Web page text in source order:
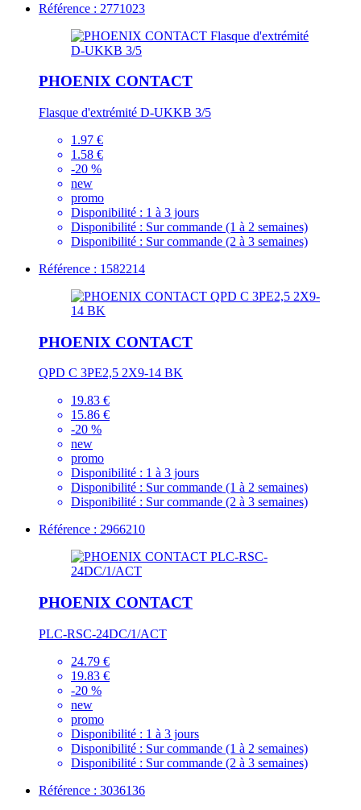
Référence : 2771023
PHOENIX CONTACT
Flasque d'extrémité D-UKKB 3/5
1.97 €
1.58 €
-20 %
new
promo
Disponibilité : 1 à 3 jours
Disponibilité : Sur commande (1 à 2 semaines)
Disponibilité : Sur commande (2 à 3 semaines)
Référence : 1582214
PHOENIX CONTACT
QPD C 3PE2,5 2X9-14 BK
19.83 €
15.86 €
-20 %
new
promo
Disponibilité : 1 à 3 jours
Disponibilité : Sur commande (1 à 2 semaines)
Disponibilité : Sur commande (2 à 3 semaines)
Référence : 2966210
PHOENIX CONTACT
PLC-RSC-24DC/1/ACT
24.79 €
19.83 €
-20 %
new
promo
Disponibilité : 1 à 3 jours
Disponibilité : Sur commande (1 à 2 semaines)
Disponibilité : Sur commande (2 à 3 semaines)
Référence : 3036136